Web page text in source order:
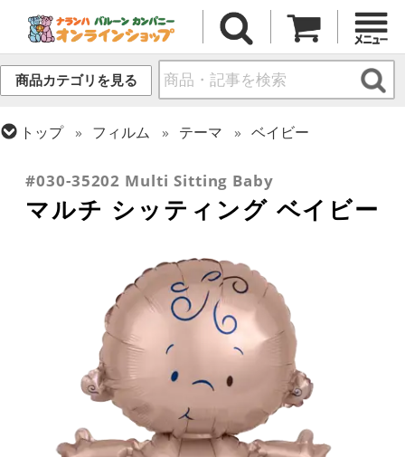
商品カテゴリを見る
トップ フィルム テーマ
ベイビー
エアー・スタンディング(空気自立型) バルーン
#030-35202 Multi Sitting Baby
マルチ シッティング ベイビー